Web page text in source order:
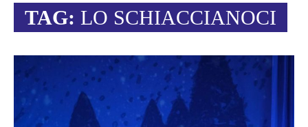
TAG: LO SCHIACCIANOCI